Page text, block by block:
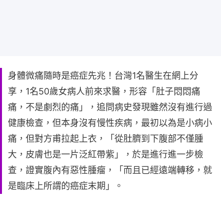
身體微痛隨時是癌症先兆！台灣1名醫生在網上分
享，1名50歲女病人前來求醫，形容「肚子悶悶痛
痛，不是劇烈的痛」，追問病史發現雖然沒有進行過
健康檢查，但本身沒有慢性疾病，最初以為是小病小
痛，但對方甫拉起上衣，「從肚臍到下腹部不僅腫
大，皮膚也是一片泛紅帶紫」，於是進行進一步檢
查，證實腹內有惡性腫瘤，「而且已經遠端轉移，就
是臨床上所謂的癌症末期」。